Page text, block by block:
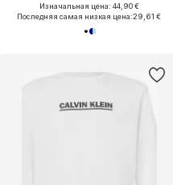
Изначальная цена: 44,90 €
Последняя самая низкая цена:29,61 €